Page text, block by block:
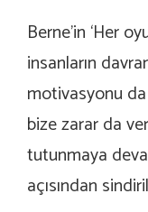
Berne’in ‘Her
insanların
motivasyonu
bize zarar da
tutunmaya
açısından